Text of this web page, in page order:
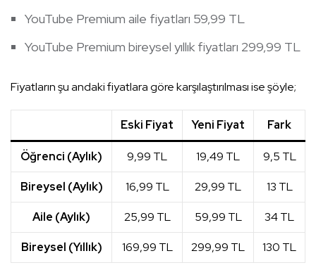
YouTube Premium aile fiyatları 59,99 TL
YouTube Premium bireysel yıllık fiyatları 299,99 TL
Fiyatların şu andaki fiyatlara göre karşılaştırılması ise şöyle;
Eski Fiyat Yeni Fiyat Fark
Öğrenci (Aylık) 9,99 TL 19,49 TL 9,5 TL
Bireysel (Aylık) 16,99 TL 29,99 TL 13 TL
Aile (Aylık) 25,99 TL 59,99 TL 34 TL
Bireysel (Yıllık) 169,99 TL 299,99 TL 130 TL